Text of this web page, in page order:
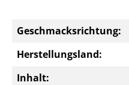
Geschmacksrichtung:
Herstellungsland:
Inhalt: